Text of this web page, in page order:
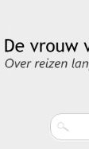
Search